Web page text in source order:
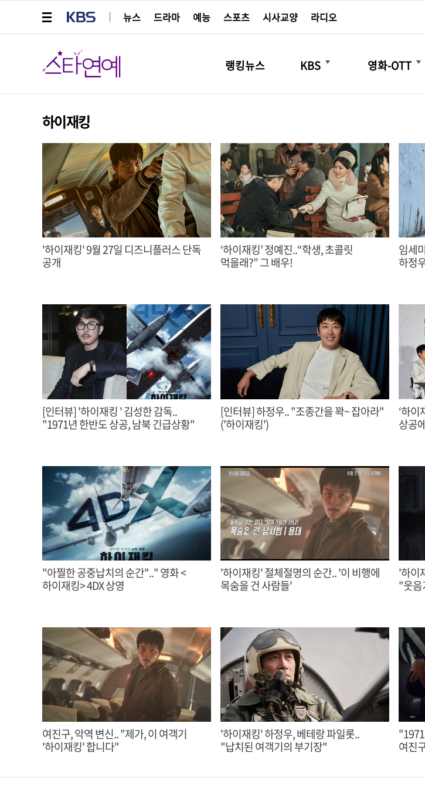
뉴스
드라마 예능 스포츠 시사교양 라디오
스타연예
랭킹뉴스 KBS
더보기
영화-OTT
더보기
하이재킹
'하이재킹' 9월 27일 디즈니플러스 단독
공개
‘하이재킹’ 정예진..“학생, 초콜릿
먹을래?” 그 배우!
임세
하정
[인터뷰] '하이재킹 ' 김성한 감독..
"1971년 한반도 상공, 남북 긴급상황"
[인터뷰] 하정우.. "조종간을 꽉~ 잡아라"
('하이재킹')
‘하이재
상공
"아찔한 공중납치의 순간".." 영화 <
하이재킹> 4DX 상영
'하이재킹' 절체절명의 순간.. '이 비행에
목숨을 건 사람들'
'하이
"웃음
여진구, 악역 변신.. "제가, 이 여객기
'하이재킹' 합니다"
'하이재킹' 하정우, 베테랑 파일롯..
"납치된 여객기의 부기장"
여진